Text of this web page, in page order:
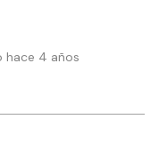
hace 4 años